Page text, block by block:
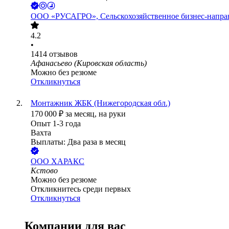
ООО «РУСАГРО», Сельскохозяйственное бизнес-
4.2
•
1414 отзывов
Афанасьево (Кировская область)
Можно без резюме
Откликнуться
Монтажник ЖБК (Нижегородская обл.)
170 000 ₽ за месяц, на руки
Опыт 1-3 года
Вахта
Выплаты: Два раза в месяц
ООО ХАРАКС
Кстово
Можно без резюме
Откликнитесь среди первых
Откликнуться
Компании для вас